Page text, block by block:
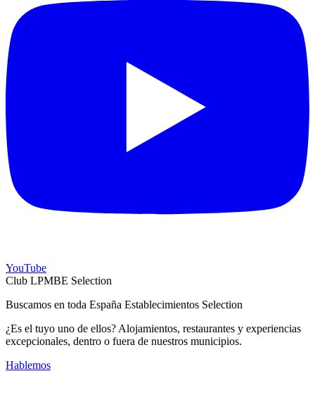
YouTube
Club LPMBE Selection
Buscamos en toda España Establecimientos Selection
¿Es el tuyo uno de ellos? Alojamientos, restaurantes y experiencias
excepcionales, dentro o fuera de nuestros municipios.
Hablemos